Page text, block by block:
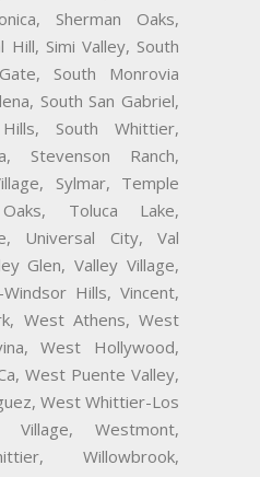
Sherman Oaks,
Hill, Simi Valley, South
South Monrovia
South San Gabriel,
South Whittier,
Stevenson Ranch,
Sylmar, Temple
Toluca Lake,
Universal City, Val
Glen, Valley Village,
Hills, Vincent,
West Athens, West
West Hollywood,
West Puente Valley,
West Whittier-Los
Village, Westmont,
Willowbrook,